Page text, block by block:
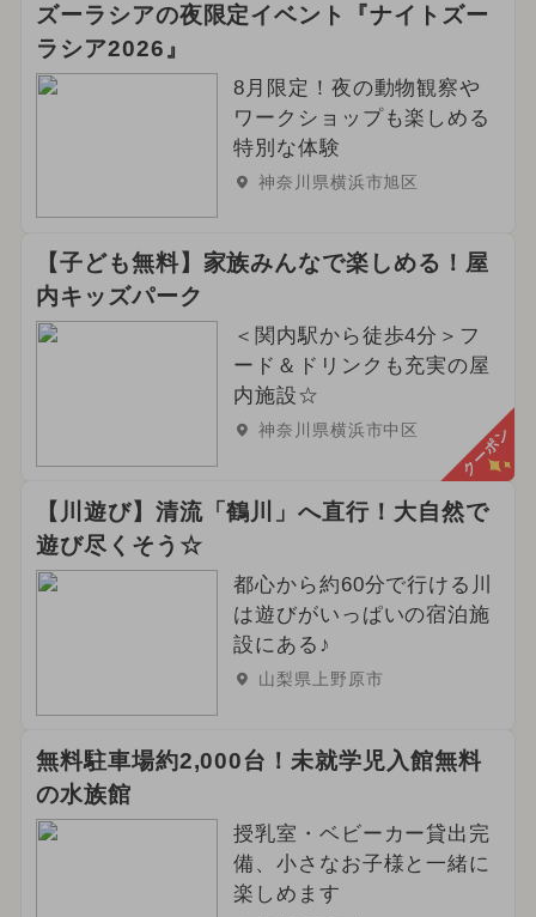
ズーラシアの夜限定イベント『ナイトズー
ラシア2026』
8月限定！夜の動物観察や
ワークショップも楽しめる
特別な体験
神奈川県横浜市旭区
【子ども無料】家族みんなで楽しめる！屋
内キッズパーク
＜関内駅から徒歩4分＞フ
ード＆ドリンクも充実の屋
内施設☆
神奈川県横浜市中区 クーポン
【川遊び】清流「鶴川」へ直行！大自然で
遊び尽くそう☆
都心から約60分で行ける川
は遊びがいっぱいの宿泊施
設にある♪
山梨県上野原市
無料駐車場約2,000台！未就学児入館無料
の水族館
授乳室・ベビーカー貸出完
備、小さなお子様と一緒に
楽しめます